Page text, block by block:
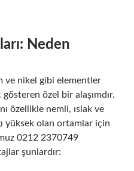
Neden
ve nikel gibi elementler
özel bir alaşımdır.
özellikle nemli, ıslak ve
yüksek olan ortamlar için
0212 2370749
şunlardır: